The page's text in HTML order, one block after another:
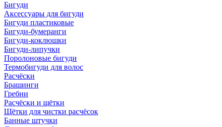
Бигуди
Аксессуары для бигуди
Бигуди пластиковые
Бигуди-бумеранги
Бигуди-коклюшки
Бигуди-липучки
Поролоновые бигуди
Термобигуди для волос
Расчёски
Брашинги
Гребни
Расчёски и щётки
Щётки для чистки расчёсок
Банные штучки